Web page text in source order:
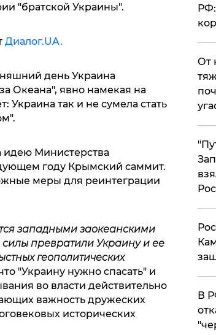
"братской Украины".
Диалог.UA.
день Украина
Океана", явно намекая на
так и не сумела стать
идею Министерства
году Крымский саммит.
меры для реинтеграции
западными заокеанскими
превратили Украину и ее
геополитических
"Украину нужно спасать" и
во власти действительно
важность дружеских
исторических
От
​В